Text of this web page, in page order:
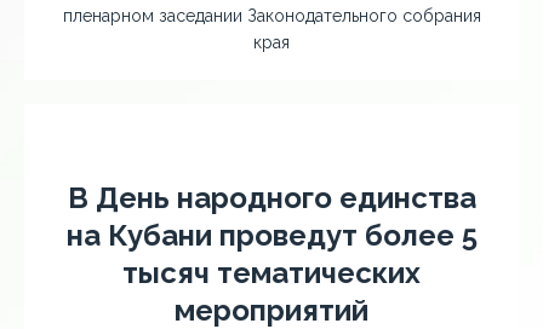
пленарном заседании Законодательного собрания
края
В День народного единства
на Кубани проведут более 5
тысяч тематических
мероприятий